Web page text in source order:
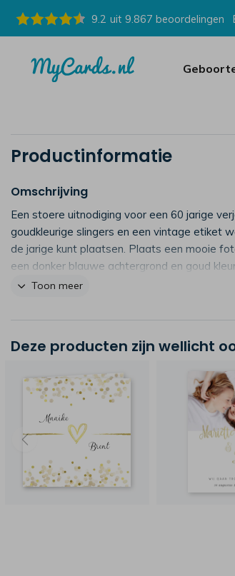
9.2 uit 9.867 beoordelingen
Productinformatie
Omschrijving
Een stoere uitnodiging voor een 60 jarige
goudkleurige slingers en een vintage etiket
de jarige kunt plaatsen. Plaats een mooie
een donker blauwe achtergrond en goud
(30405).
Toon meer
Deze producten zijn wellicht